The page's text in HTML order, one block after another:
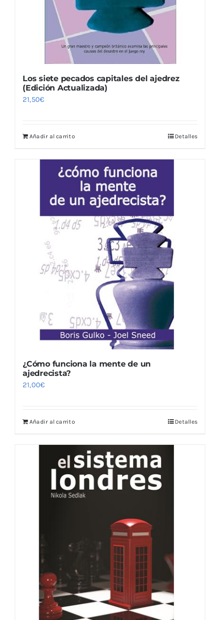
Los siete pecados capitales del ajedrez
(Edición Actualizada)
21,50€
Añadir al carrito Detalles
¿Cómo funciona la mente de un
ajedrecista?
21,00€
Añadir al carrito Detalles